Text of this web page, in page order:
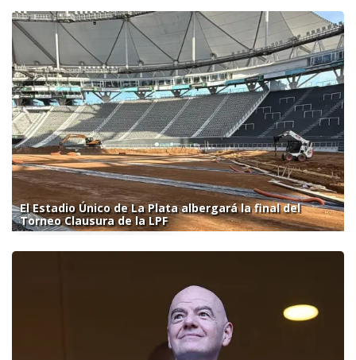
El Estadio Único de La Plata albergará la final del
Torneo Clausura de la LPF